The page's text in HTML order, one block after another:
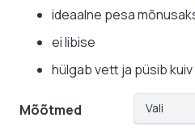
ideaalne pesa
ei libise
hülgab vett ja püsib kuiv
Mõõtmed